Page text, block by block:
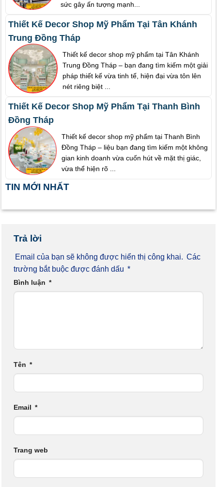
sức gây ấn tượng mạnh...
Thiết Kế Decor Shop Mỹ Phẩm Tại Tân Khánh
Trung Đồng Tháp
Thiết kế decor shop mỹ phẩm tại Tân Khánh
Trung Đồng Tháp – bạn đang tìm kiếm một giải
pháp thiết kế vừa tinh tế, hiện đại vừa tôn lên
nét riêng biệt ...
Thiết Kế Decor Shop Mỹ Phẩm Tại Thanh Bình
Đồng Tháp
Thiết kế decor shop mỹ phẩm tại Thanh Bình
Đồng Tháp – liệu bạn đang tìm kiếm một không
gian kinh doanh vừa cuốn hút về mặt thị giác,
vừa thể hiện rõ ...
TIN MỚI NHẤT
Trả lời
Email của bạn sẽ không được hiển thị công khai. Các
trường bắt buộc được đánh dấu *
Bình luận *
Tên *
Email *
Trang web